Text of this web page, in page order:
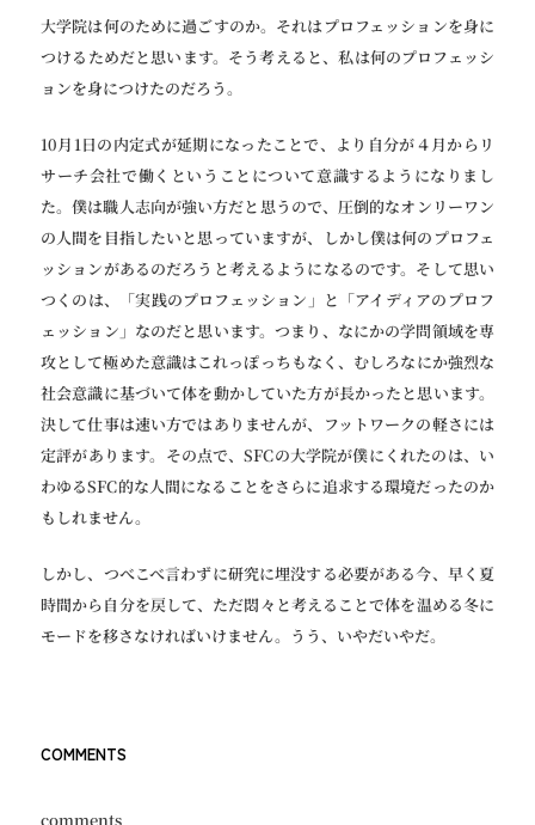
大学院は何のために過ごすのか。それはプロフェッションを身に
つけるためだと思います。そう考えると、私は何のプロフェッシ
ョンを身につけたのだろう。
10月1日の内定式が延期になったことで、より自分が４月からリ
サーチ会社で働くということについて意識するようになりまし
た。僕は職人志向が強い方だと思うので、圧倒的なオンリーワン
の人間を目指したいと思っていますが、しかし僕は何のプロフェ
ッションがあるのだろうと考えるようになるのです。そして思い
つくのは、「実践のプロフェッション」と「アイディアのプロフ
ェッション」なのだと思います。つまり、なにかの学問領域を専
攻として極めた意識はこれっぽっちもなく、むしろなにか強烈な
社会意識に基づいて体を動かしていた方が長かったと思います。
決して仕事は速い方ではありませんが、フットワークの軽さには
定評があります。その点で、SFCの大学院が僕にくれたのは、い
わゆるSFC的な人間になることをさらに追求する環境だったのか
もしれません。
しかし、つべこべ言わずに研究に埋没する必要がある今、早く夏
時間から自分を戻して、ただ悶々と考えることで体を温める冬に
モードを移さなければいけません。うう、いやだいやだ。
COMMENTS
comments